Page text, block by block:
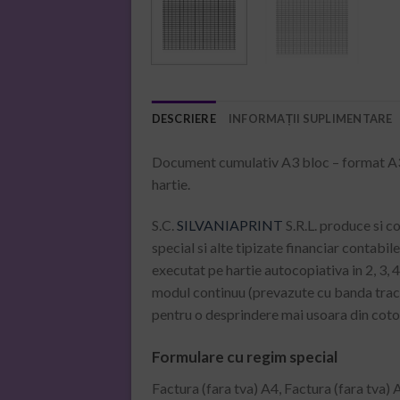
DESCRIERE INFORMAȚII SUPLIMENTARE
Document cumulativ A3 bloc – format
hartie.
S.C. SILVANIAPRINT S.R.L. produce si
special si alte tipizate financiar
executat pe hartie autocopiativa in 2, 3,
modul continuu (prevazute cu banda
pentru o desprindere mai usoara din
Formulare cu regim special
Factura (fara tva) A4, Factura (fara tva)